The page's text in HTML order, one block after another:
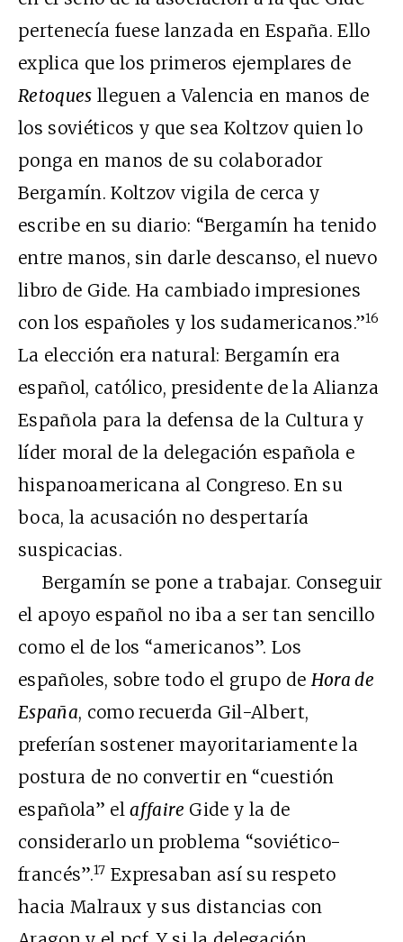
pertenecía fuese lanzada en España. Ello
explica que los primeros ejemplares de
Retoques lleguen a Valencia en manos de
los soviéticos y que sea Koltzov quien lo
ponga en manos de su colaborador
Bergamín. Koltzov vigila de cerca y
escribe en su diario: “Bergamín ha tenido
entre manos, sin darle descanso, el nuevo
libro de Gide. Ha cambiado impresiones
con los españoles y los sudamericanos.”16
La elección era natural: Bergamín era
español, católico, presidente de la Alianza
Española para la defensa de la Cultura y
líder moral de la delegación española e
hispanoamericana al Congreso. En su
boca, la acusación no despertaría
suspicacias.
Bergamín se pone a trabajar. Conseguir
el apoyo español no iba a ser tan sencillo
como el de los “americanos”. Los
españoles, sobre todo el grupo de Hora de
España, como recuerda Gil-Albert,
preferían sostener mayoritariamente la
postura de no convertir en “cuestión
española” elaffaire Gide y la de
considerarlo un problema “soviético-
francés”.17 Expresaban así su respeto
hacia Malraux y sus distancias con